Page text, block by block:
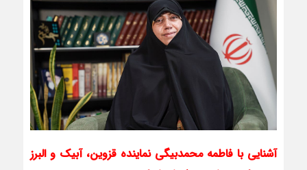
آشنایی با فاطمه محمدبیگی نماینده قزوین، آبیک و البرز